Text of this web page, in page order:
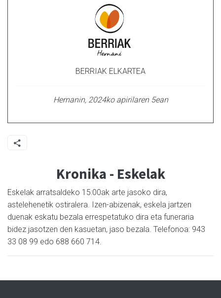
BERRIAK ELKARTEA
Hernanin, 2024ko apirilaren 5ean
Kronika - Eskelak
Eskelak arratsaldeko 15:00ak arte jasoko dira,
astelehenetik ostiralera. Izen-abizenak, eskela jartzen
duenak eskatu bezala errespetatuko dira eta funeraria
bidez jasotzen den kasuetan, jaso bezala. Telefonoa: 943
33 08 99 edo 688 660 714.